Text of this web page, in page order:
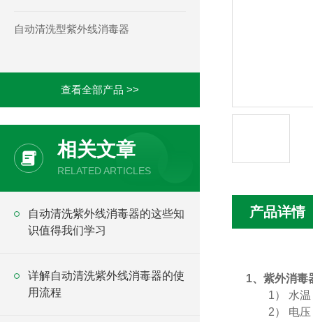
自动清洗型紫外线消毒器
查看全部产品 >>
相关文章
RELATED ARTICLES
自动清洗紫外线消毒器的这些知
识值得我们学习
详解自动清洗紫外线消毒器的使
用流程
产品详情
1、紫外消毒
1） 水温
2） 电